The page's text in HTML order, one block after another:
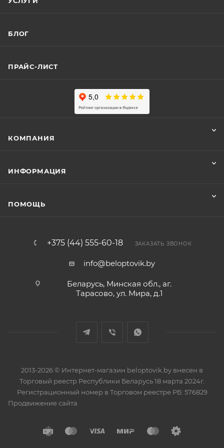
БЛОГ
ПРАЙС-ЛИСТ
КОМПАНИЯ
ИНФОРМАЦИЯ
ПОМОЩЬ
+375 (44) 555-60-18 ЗАКАЗАТЬ ЗВОНОК
info@beloptovik.by
Беларусь, Минская обл., аг.
Тарасово, ул. Мира, д.1
2013-2026 © Интернет-магазин beloptovik.by внесен в
Торговый реестр Республики Беларусь 18 марта 2024г.
Регистрационный номер в Торговом реестре РБ: 576829
Продвижение сайта